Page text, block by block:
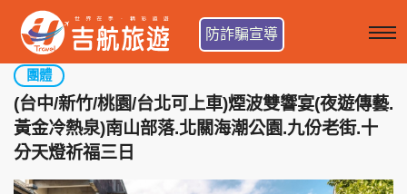
防詐騙宣導
團體
(台中/新竹/桃園/台北可上車)煙波雙響宴(夜遊傳藝.
黃金冷熱泉)南山部落.北關海潮公園.九份老街.十
分天燈祈福三日